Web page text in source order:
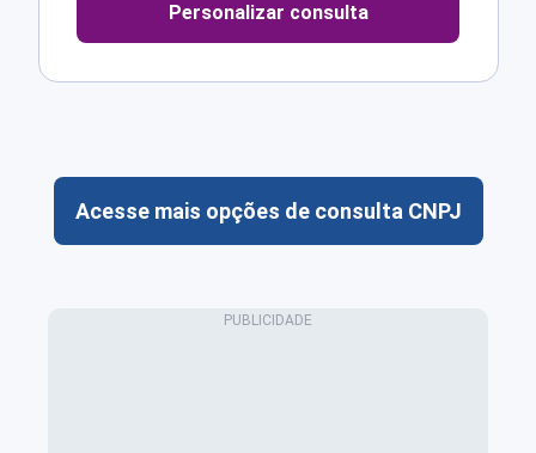
Personalizar consulta
Acesse mais opções de consulta CNPJ